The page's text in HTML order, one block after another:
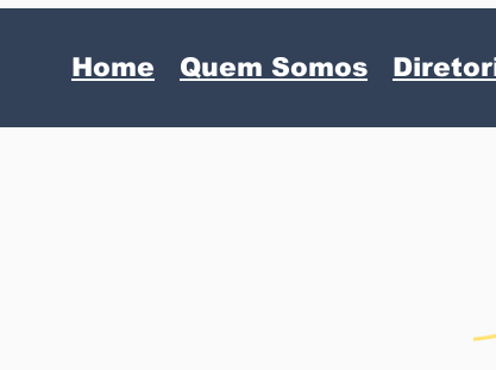
Home Quem Somos